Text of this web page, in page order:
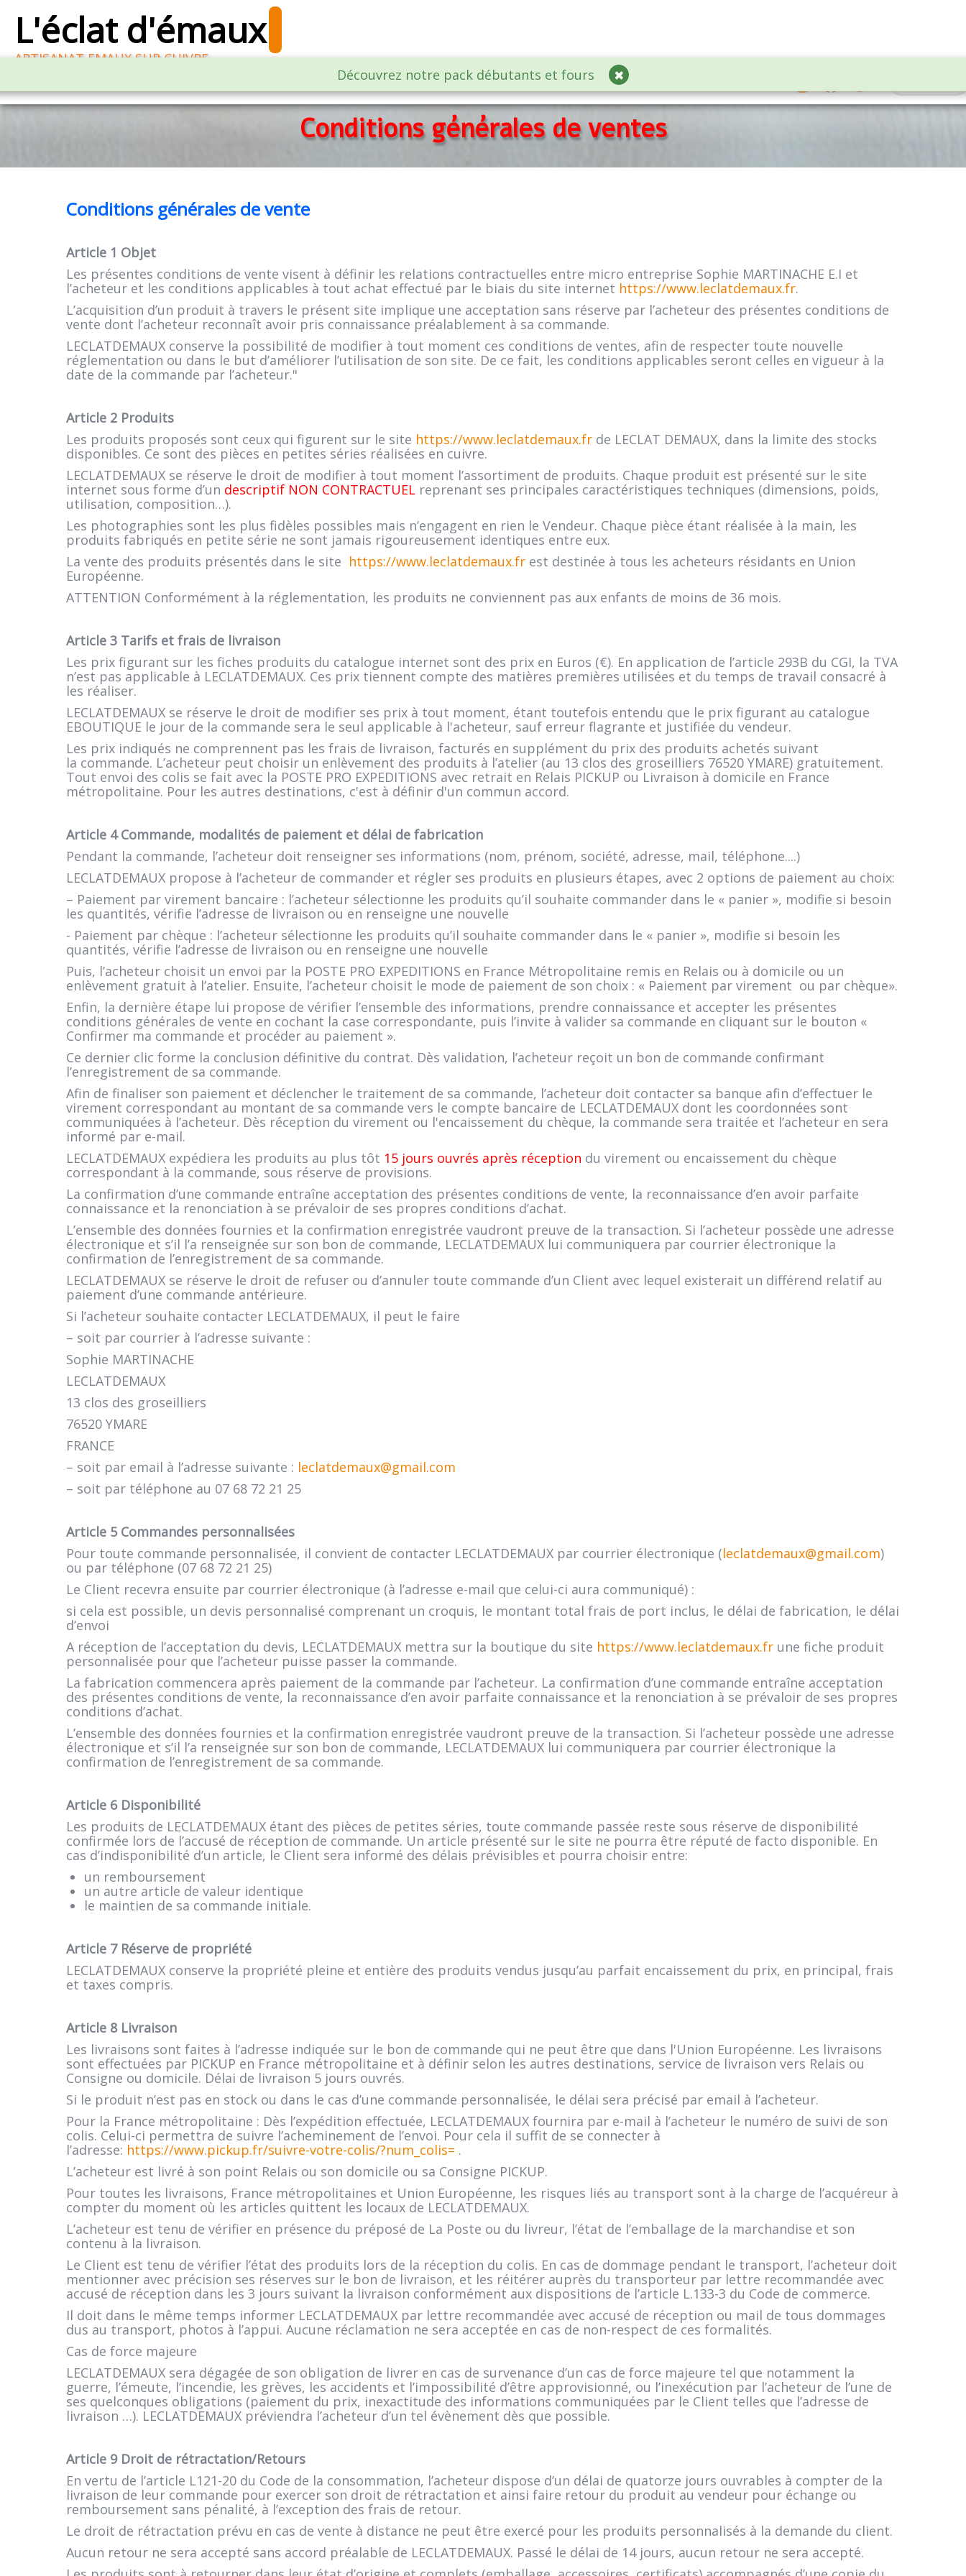
Découvrez notre pack débutants et fours
L'éclat d'émaux
ARTISANAT EMAUX SUR CUIVRE
Raccourci Boutique▼ ATELIERS CREATIFS Une QUESTION?
Conditions générales de ventes
Conditions générales de vente
Article 1 Objet
Les présentes conditions de vente visent à définir les relations contractuelles entre micro entreprise Sophie MARTINACHE E.I et
l’acheteur et les conditions applicables à tout achat effectué par le biais du site internet https://www.leclatdemaux.fr.
L’acquisition d’un produit à travers le présent site implique une acceptation sans réserve par l’acheteur des présentes conditions de
vente dont l’acheteur reconnaît avoir pris connaissance préalablement à sa commande.
LECLATDEMAUX conserve la possibilité de modifier à tout moment ces conditions de ventes, afin de respecter toute nouvelle
réglementation ou dans le but d’améliorer l’utilisation de son site. De ce fait, les conditions applicables seront celles en vigueur à la
date de la commande par l’acheteur."
Article 2 Produits
Les produits proposés sont ceux qui figurent sur le site https://www.leclatdemaux.fr de LECLAT DEMAUX, dans la limite des stocks
disponibles. Ce sont des pièces en petites séries réalisées en cuivre.
LECLATDEMAUX se réserve le droit de modifier à tout moment l’assortiment de produits. Chaque produit est présenté sur le site
internet sous forme d’un descriptif NON CONTRACTUEL reprenant ses principales caractéristiques techniques (dimensions, poids,
utilisation, composition…).
Les photographies sont les plus fidèles possibles mais n’engagent en rien le Vendeur. Chaque pièce étant réalisée à la main, les
produits fabriqués en petite série ne sont jamais rigoureusement identiques entre eux.
La vente des produits présentés dans le site https://www.leclatdemaux.fr est destinée à tous les acheteurs résidants en Union
Européenne.
ATTENTION Conformément à la réglementation, les produits ne conviennent pas aux enfants de moins de 36 mois.
Article 3 Tarifs et frais de livraison
Les prix figurant sur les fiches produits du catalogue internet sont des prix en Euros (€). En application de l’article 293B du CGI, la TVA
n’est pas applicable à LECLATDEMAUX. Ces prix tiennent compte des matières premières utilisées et du temps de travail consacré à
les réaliser.
LECLATDEMAUX se réserve le droit de modifier ses prix à tout moment, étant toutefois entendu que le prix figurant au catalogue
EBOUTIQUE le jour de la commande sera le seul applicable à l'acheteur, sauf erreur flagrante et justifiée du vendeur.
Les prix indiqués ne comprennent pas les frais de livraison, facturés en supplément du prix des produits achetés suivant
la commande. L’acheteur peut choisir un enlèvement des produits à l’atelier (au 13 clos des groseilliers 76520 YMARE) gratuitement.
Tout envoi des colis se fait avec la POSTE PRO EXPEDITIONS avec retrait en Relais PICKUP ou Livraison à domicile en France
métropolitaine. Pour les autres destinations, c'est à définir d'un commun accord.
Article 4 Commande, modalités de paiement et délai de fabrication
Pendant la commande, l’acheteur doit renseigner ses informations (nom, prénom, société, adresse, mail, téléphone....)
LECLATDEMAUX propose à l’acheteur de commander et régler ses produits en plusieurs étapes, avec 2 options de paiement au choix:
– Paiement par virement bancaire : l’acheteur sélectionne les produits qu’il souhaite commander dans le « panier », modifie si besoin
les quantités, vérifie l’adresse de livraison ou en renseigne une nouvelle
- Paiement par chèque : l’acheteur sélectionne les produits qu’il souhaite commander dans le « panier », modifie si besoin les
quantités, vérifie l’adresse de livraison ou en renseigne une nouvelle
Puis, l’acheteur choisit un envoi par la POSTE PRO EXPEDITIONS en France Métropolitaine remis en Relais ou à domicile ou un
enlèvement gratuit à l’atelier. Ensuite, l’acheteur choisit le mode de paiement de son choix : « Paiement par virement ou par chèque».
Enfin, la dernière étape lui propose de vérifier l’ensemble des informations, prendre connaissance et accepter les présentes
conditions générales de vente en cochant la case correspondante, puis l’invite à valider sa commande en cliquant sur le bouton «
Confirmer ma commande et procéder au paiement ».
Ce dernier clic forme la conclusion définitive du contrat. Dès validation, l’acheteur reçoit un bon de commande confirmant
l’enregistrement de sa commande.
Afin de finaliser son paiement et déclencher le traitement de sa commande, l’acheteur doit contacter sa banque afin d’effectuer le
virement correspondant au montant de sa commande vers le compte bancaire de LECLATDEMAUX dont les coordonnées sont
communiquées à l’acheteur. Dès réception du virement ou l'encaissement du chèque, la commande sera traitée et l’acheteur en sera
informé par e-mail.
LECLATDEMAUX expédiera les produits au plus tôt 15 jours ouvrés après réception du virement ou encaissement du chèque
correspondant à la commande, sous réserve de provisions.
La confirmation d’une commande entraîne acceptation des présentes conditions de vente, la reconnaissance d’en avoir parfaite
connaissance et la renonciation à se prévaloir de ses propres conditions d’achat.
L’ensemble des données fournies et la confirmation enregistrée vaudront preuve de la transaction. Si l’acheteur possède une adresse
électronique et s’il l’a renseignée sur son bon de commande, LECLATDEMAUX lui communiquera par courrier électronique la
confirmation de l’enregistrement de sa commande.
LECLATDEMAUX se réserve le droit de refuser ou d’annuler toute commande d’un Client avec lequel existerait un différend relatif au
paiement d’une commande antérieure.
Si l’acheteur souhaite contacter LECLATDEMAUX, il peut le faire
– soit par courrier à l’adresse suivante :
Sophie MARTINACHE
LECLATDEMAUX
13 clos des groseilliers
76520 YMARE
FRANCE
– soit par email à l’adresse suivante : leclatdemaux@gmail.com
– soit par téléphone au 07 68 72 21 25
Article 5 Commandes personnalisées
Pour toute commande personnalisée, il convient de contacter LECLATDEMAUX par courrier électronique (leclatdemaux@gmail.com)
ou par téléphone (07 68 72 21 25)
Le Client recevra ensuite par courrier électronique (à l’adresse e-mail que celui-ci aura communiqué) :
si cela est possible, un devis personnalisé comprenant un croquis, le montant total frais de port inclus, le délai de fabrication, le délai
d’envoi
A réception de l’acceptation du devis, LECLATDEMAUX mettra sur la boutique du site https://www.leclatdemaux.fr une fiche produit
personnalisée pour que l’acheteur puisse passer la commande.
La fabrication commencera après paiement de la commande par l’acheteur. La confirmation d’une commande entraîne acceptation
des présentes conditions de vente, la reconnaissance d’en avoir parfaite connaissance et la renonciation à se prévaloir de ses propres
conditions d’achat.
L’ensemble des données fournies et la confirmation enregistrée vaudront preuve de la transaction. Si l’acheteur possède une adresse
électronique et s’il l’a renseignée sur son bon de commande, LECLATDEMAUX lui communiquera par courrier électronique la
confirmation de l’enregistrement de sa commande.
Article 6 Disponibilité
Les produits de LECLATDEMAUX étant des pièces de petites séries, toute commande passée reste sous réserve de disponibilité
confirmée lors de l’accusé de réception de commande. Un article présenté sur le site ne pourra être réputé de facto disponible. En
cas d’indisponibilité d’un article, le Client sera informé des délais prévisibles et pourra choisir entre:
un remboursement
un autre article de valeur identique
le maintien de sa commande initiale.
Article 7 Réserve de propriété
LECLATDEMAUX conserve la propriété pleine et entière des produits vendus jusqu’au parfait encaissement du prix, en principal, frais
et taxes compris.
Article 8 Livraison
Les livraisons sont faites à l’adresse indiquée sur le bon de commande qui ne peut être que dans l'Union Européenne. Les livraisons
sont effectuées par PICKUP en France métropolitaine et à définir selon les autres destinations, service de livraison vers Relais ou
Consigne ou domicile. Délai de livraison 5 jours ouvrés.
Si le produit n’est pas en stock ou dans le cas d’une commande personnalisée, le délai sera précisé par email à l’acheteur.
Pour la France métropolitaine : Dès l’expédition effectuée, LECLATDEMAUX fournira par e-mail à l’acheteur le numéro de suivi de son
colis. Celui-ci permettra de suivre l’acheminement de l’envoi. Pour cela il suffit de se connecter à
l’adresse: https://www.pickup.fr/suivre-votre-colis/?num_colis= .
L’acheteur est livré à son point Relais ou son domicile ou sa Consigne PICKUP.
Pour toutes les livraisons, France métropolitaines et Union Européenne, les risques liés au transport sont à la charge de l’acquéreur à
compter du moment où les articles quittent les locaux de LECLATDEMAUX.
L’acheteur est tenu de vérifier en présence du préposé de La Poste ou du livreur, l’état de l’emballage de la marchandise et son
contenu à la livraison.
Le Client est tenu de vérifier l’état des produits lors de la réception du colis. En cas de dommage pendant le transport, l’acheteur doit
mentionner avec précision ses réserves sur le bon de livraison, et les réitérer auprès du transporteur par lettre recommandée avec
accusé de réception dans les 3 jours suivant la livraison conformément aux dispositions de l’article L.133-3 du Code de commerce.
Il doit dans le même temps informer LECLATDEMAUX par lettre recommandée avec accusé de réception ou mail de tous dommages
dus au transport, photos à l’appui. Aucune réclamation ne sera acceptée en cas de non-respect de ces formalités.
Cas de force majeure
LECLATDEMAUX sera dégagée de son obligation de livrer en cas de survenance d’un cas de force majeure tel que notamment la
guerre, l’émeute, l’incendie, les grèves, les accidents et l’impossibilité d’être approvisionné, ou l’inexécution par l’acheteur de l’une de
ses quelconques obligations (paiement du prix, inexactitude des informations communiquées par le Client telles que l’adresse de
livraison …). LECLATDEMAUX préviendra l’acheteur d’un tel évènement dès que possible.
Article 9 Droit de rétractation/Retours
En vertu de l’article L121-20 du Code de la consommation, l’acheteur dispose d’un délai de quatorze jours ouvrables à compter de la
livraison de leur commande pour exercer son droit de rétractation et ainsi faire retour du produit au vendeur pour échange ou
remboursement sans pénalité, à l’exception des frais de retour.
Le droit de rétractation prévu en cas de vente à distance ne peut être exercé pour les produits personnalisés à la demande du client.
Aucun retour ne sera accepté sans accord préalable de LECLATDEMAUX. Passé le délai de 14 jours, aucun retour ne sera accepté.